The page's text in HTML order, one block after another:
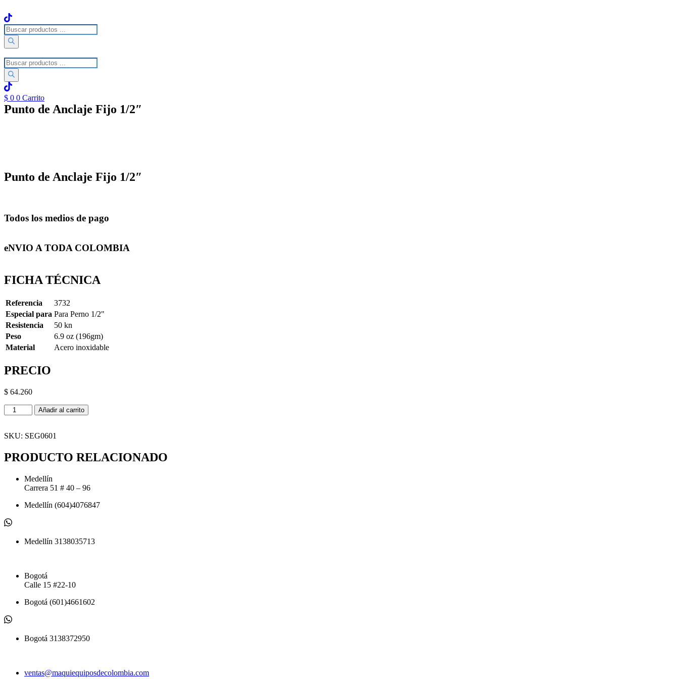
al
contenido
Búsqueda
de
productos
Búsqueda
de
productos
$ 0 0 Carrito
Punto de Anclaje Fijo 1/2″
Punto de Anclaje Fijo 1/2″
Todos los medios de pago
eNVIO A TODA COLOMBIA
FICHA TÉCNICA
Referencia
3732
Especial para Para Perno 1/2"
Resistencia
50 kn
Peso
6.9 oz (196gm)
Material
Acero inoxidable
PRECIO
$ 64.260
Punto
de
Fijo
cantidad
Añadir al carrito
SKU: SEG0601
PRODUCTO RELACIONADO
Medellín
Carrera 51 # 40 – 96​
Medellín (604)4076847
Medellín 3138035713
Bogotá
Calle 15 #22-10
Bogotá (601)4661602
Bogotá 3138372950
ventas@maquiequiposdecolombia.com